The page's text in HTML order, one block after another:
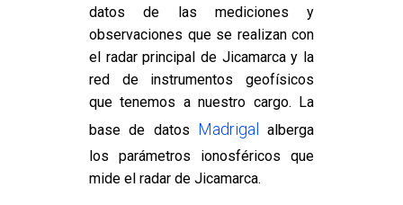
datos de las mediciones y
observaciones que se realizan con
el radar principal de Jicamarca y la
red de instrumentos geofísicos
que tenemos a nuestro cargo. La
base de datos Madrigal
alberga
los parámetros ionosféricos que
mide el radar de Jicamarca.